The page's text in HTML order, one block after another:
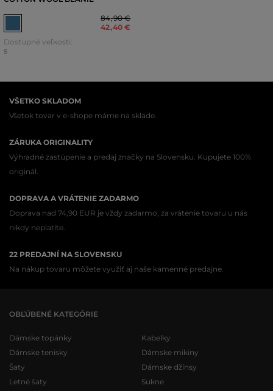
84,90 €
42,40 €
Dostupné veľkosti:
S
VŠETKO SKLADOM
Všetok tovar v e-shope máme na sklade.
ZÁRUKA ORIGINALITY
Výhradné zastúpenie a predaj značky na Slovensku. Kupujete 100%
originál.
DOPRAVA A VRÁTENIE ZADARMO
Doprava nad 74,90 EUR je vždy zadarmo, za vrátenie tovaru u nás
nikdy neplatíte.
22 PREDAJNÍ NA SLOVENSKU
Na nákup tovaru môžete využiť aj naše kamenné predajne.
OBĽÚBENÉ KATEGÓRIE
Dámske topánky
Dámske tenisky
Šaty
Letné šaty
Kabelky
Dámske mikiny
Dámske džínsy
Sukne